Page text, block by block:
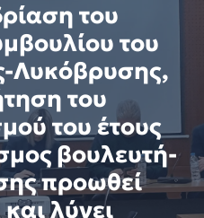
του
του
Λυκόβρυσης,
του
του έτους
βουλευτή-
προωθεί
λύνει